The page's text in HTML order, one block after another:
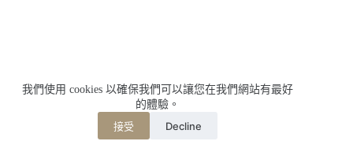
我們使用 cookies 以確保我們可以讓您在我們網站有最好
的體驗。
接受 Decline